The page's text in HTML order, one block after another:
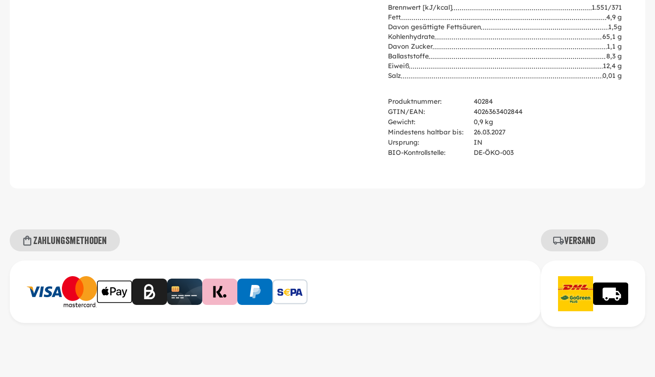
Brennwert [kJ/kcal]
1.551/371
Fett
4,9 g
Davon gesättigte Fettsäuren
1,5g
Kohlenhydrate
65,1 g
Davon Zucker
1,1 g
Ballaststoffe
8,3 g
Eiweiß
12,4 g
Salz
0,01 g
Produktnummer:
40284
GTIN/EAN:
4026363402844
Gewicht:
0,9 kg
Mindestens haltbar bis:
26.03.2027
Ursprung:
IN
BIO-Kontrollstelle:
DE-ÖKO-003
Zahlungsmethoden Versand